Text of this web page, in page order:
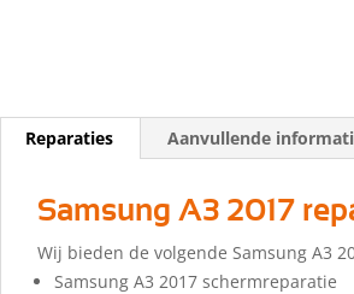
Reparaties Aanvullende
Samsung A3 2017
Wij bieden de volgende Samsung A3
Samsung A3 2017 schermreparatie